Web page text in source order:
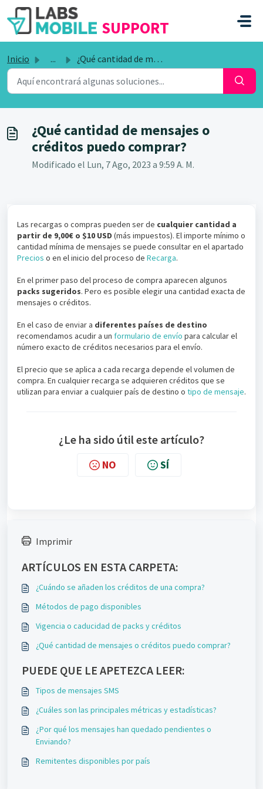
SALTAR AL CONTENIDO PRINCIPAL
SUPPORT
Inicio ... ¿Qué cantidad de mensajes o créditos puedo comprar?
¿Qué cantidad de mensajes o
créditos puedo comprar?
Modificado el Lun, 7 Ago, 2023 a 9:59 A. M.
Las recargas o compras pueden ser de cualquier cantidad a
partir de 9,00€ o $10 USD (más impuestos). El importe mínimo o
cantidad mínima de mensajes se puede consultar en el apartado
Precios o en el inicio del proceso de Recarga.
En el primer paso del proceso de compra aparecen algunos
packs sugeridos. Pero es posible elegir una cantidad exacta de
mensajes o créditos.
En el caso de enviar a diferentes países de destino
recomendamos acudir a un formulario de envío para calcular el
número exacto de créditos necesarios para el envío.
El precio que se aplica a cada recarga depende el volumen de
compra. En cualquier recarga se adquieren créditos que se
utilizan para enviar a cualquier país de destino o tipo de mensaje.
¿Le ha sido útil este artículo?
NO SÍ
Imprimir
ARTÍCULOS EN ESTA CARPETA:
¿Cuándo se añaden los créditos de una compra?
Métodos de pago disponibles
Vigencia o caducidad de packs y créditos
¿Qué cantidad de mensajes o créditos puedo comprar?
PUEDE QUE LE APETEZCA LEER:
Tipos de mensajes SMS
¿Cuáles son las principales métricas y estadísticas?
¿Por qué los mensajes han quedado pendientes o
Enviando?
Remitentes disponibles por país